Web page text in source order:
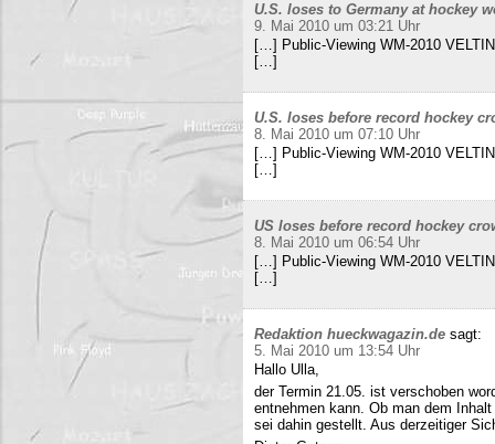
U.S. loses to Germany at hockey
9. Mai 2010 um 03:21 Uhr
[…] Public-Viewing WM-2010
[…]
U.S. loses before record hockey
8. Mai 2010 um 07:10 Uhr
[…] Public-Viewing WM-2010
[…]
US loses before record hockey
8. Mai 2010 um 06:54 Uhr
[…] Public-Viewing WM-2010
[…]
Redaktion hueckwagazin.de sagt:
5. Mai 2010 um 13:54 Uhr
Hallo Ulla,
der Termin 21.05. ist verschoben
entnehmen kann. Ob man dem
sei dahin gestellt. Aus derzeitiger